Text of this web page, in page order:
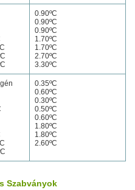
0.90ºC
0.90ºC
0.90ºC
1.70ºC
1.70ºC
2.70ºC
3.30ºC
0.35ºC
0.60ºC
0.30ºC
0.50ºC
0.60ºC
1.80ºC
1.80ºC
2.60ºC
Szabványok